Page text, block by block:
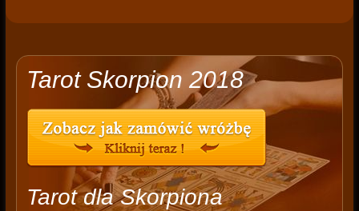
Tarot Skorpion 2018
Tarot dla Skorpiona